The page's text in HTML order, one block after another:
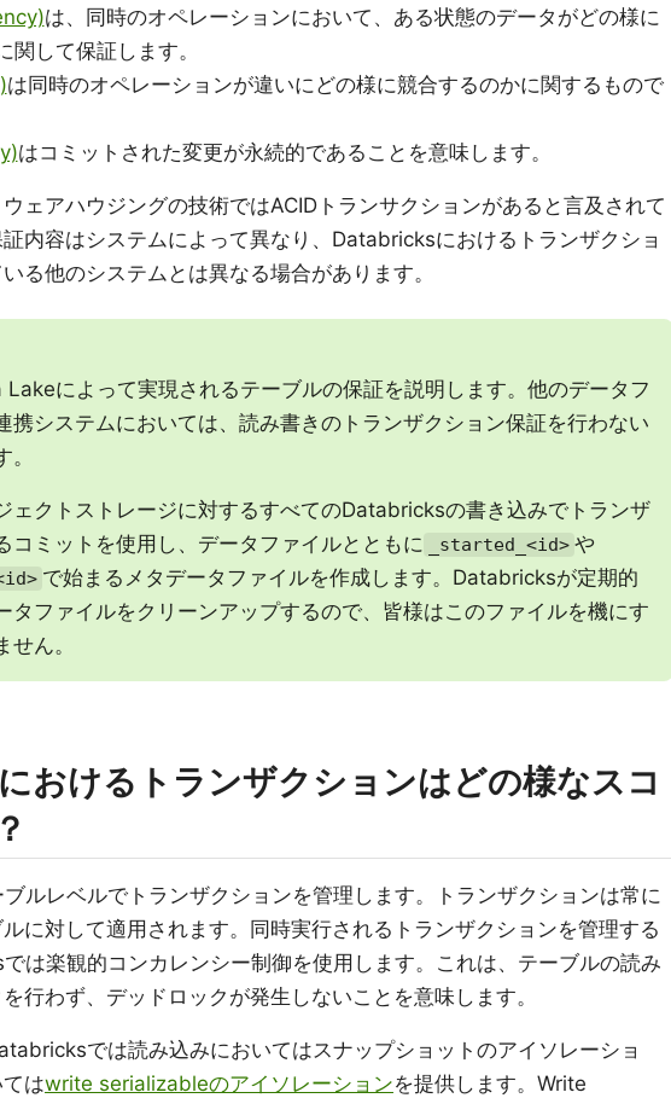
は、同時のオペレーションにおいて、ある状態のデータがどの様に
関して保証します。
は同時のオペレーションが違いにどの様に競合するのかに関するもので
はコミットされた変更が永続的であることを意味します。
ェアハウジングの技術ではACIDトランサクションがあると言及されて
内容はシステムによって異なり、Databricksにおけるトランザクショ
る他のシステムとは異なる場合があります。
によって実現されるテーブルの保証を説明します。他のデータフ
携システムにおいては、読み書きのトランザクション保証を行わない
ェクトストレージに対するすべてのDatabricksの書き込みでトランザ
コミットを使用し、データファイルとともに
_started_<id> や
で始まるメタデータファイルを作成します。Databricksが定期的
タファイルをクリーンアップするので、皆様はこのファイルを機にす
せん。
おけるトランザクションはどの様なスコ
ルレベルでトランザクションを管理します。トランザクションは常に
に対して適用されます。同時実行されるトランザクションを管理する
は楽観的コンカレンシー制御を使用します。これは、テーブルの読み
行わず、デッドロックが発生しないことを意味します。
では読み込みにおいてはスナップショットのアイソレーショ
はwrite serializableのアイソレーションを提供します。Write